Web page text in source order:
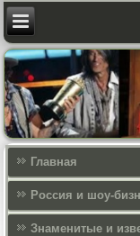
Главная
Россия и шоу-
Знаменитые и